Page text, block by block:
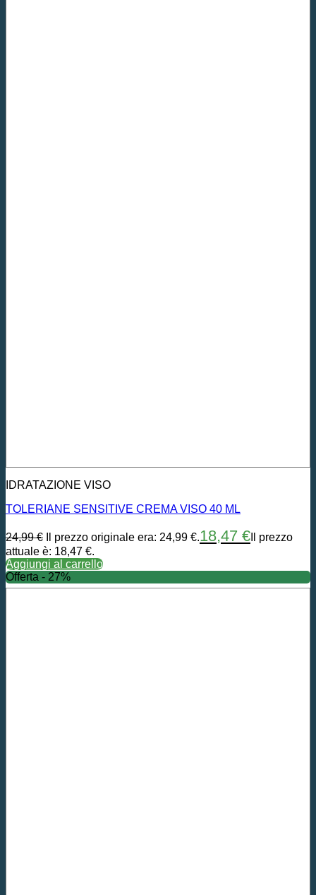
IDRATAZIONE VISO
TOLERIANE SENSITIVE CREMA VISO 40 ML
24,99€ Il prezzo originale era: 24,99 €.18,47 € Il prezzo
attuale è: 18,47 €.
Aggiungi al carrello
Offerta - 27%